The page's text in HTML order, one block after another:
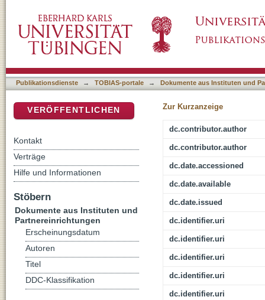
Publikationsdienste → TOBIAS-portale → Dokumente aus Instituten und
Zur Kurzanzeige
dc.contributor.author
dc.contributor.author
dc.date.accessioned
dc.date.available
dc.date.issued
dc.identifier.uri
dc.identifier.uri
dc.identifier.uri
dc.identifier.uri
dc.identifier.uri
VERÖFFENTLICHEN
Kontakt
Verträge
Hilfe und Informationen
Stöbern
Dokumente aus Instituten und
Partnereinrichtungen
Erscheinungsdatum
Autoren
Titel
DDC-Klassifikation